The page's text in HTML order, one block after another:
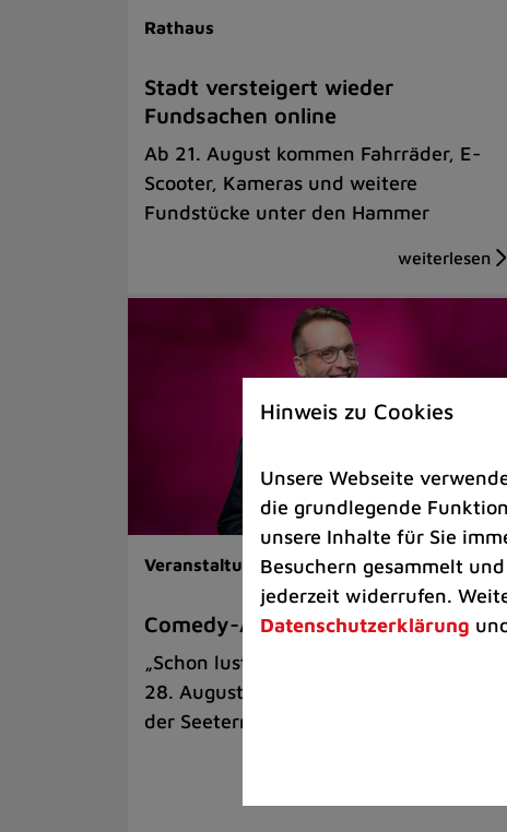
Rathaus
Stadt versteigert wieder
Fundsachen online
Ab 21. August kommen Fahrräder, E-
Scooter, Kameras und weitere
Fundstücke unter den Hammer
Veranstaltungen | Kunst & Kultur
Comedy-Abend mit Benni Stark
„Schon lustig, wenn’s witzig ist!“ am
28. August auf der Sommerbühne an
der Seeterrasse
Hinweis zu Cookies
Unsere Webseite
die grundlegende
unsere Inhalte für Sie
Besuchern gesammelt
jederzeit widerrufen.
Datenschutzerklärung